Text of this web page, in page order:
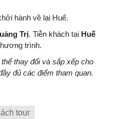
hành về lại Huế.
Trị. Tiễn khách tại Huế
trình.
thay đổi và sắp xếp cho
đủ các điểm tham quan.
tour